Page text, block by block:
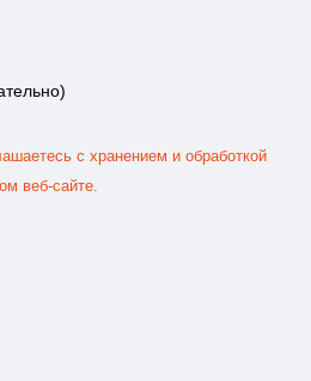
с хранением и обработкой
веб-сайте.